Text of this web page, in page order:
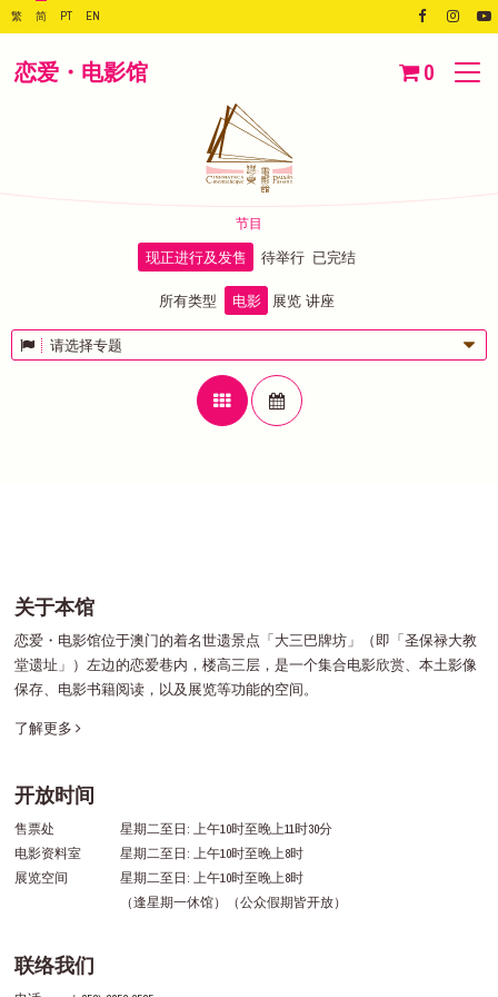
繁 简 PT EN
恋爱・电影馆 0
节目
现正进行及发售 待举行 已完结
所有类型 电影 展览 讲座
请选择专题
关于本馆
恋爱・电影馆位于澳门的着名世遗景点「大三巴牌坊」（即「圣保禄大教
堂遗址」）左边的恋爱巷内，楼高三层，是一个集合电影欣赏、本土影像
保存、电影书籍阅读，以及展览等功能的空间。
了解更多
开放时间
售票处
星期二至日: 上午10时至晚上11时30分
电影资料室
星期二至日: 上午10时至晚上8时
展览空间
星期二至日: 上午10时至晚上8时
（逢星期一休馆）（公众假期皆开放）
联络我们